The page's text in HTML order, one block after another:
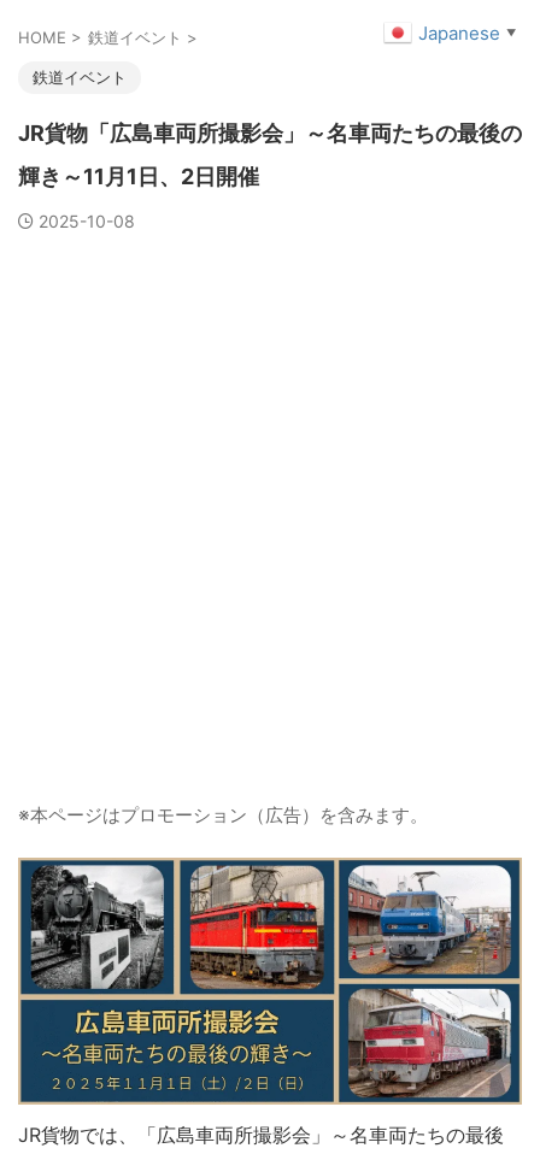
HOME > 鉄道イベント >
鉄道イベント
JR貨物「広島車両所撮影会」～名車両たちの最後の
輝き～11月1日、2日開催
2025-10-08
※本ページはプロモーション（広告）を含みます。
JR貨物では、「広島車両所撮影会」～名車両たちの最後
Japanese ▼